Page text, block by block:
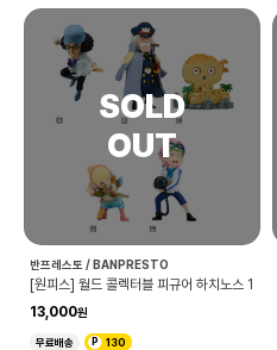
반프레스토 / BANPRESTO
[원피스] 월드 콜렉터블 피규어 하치노스 1
13,000
무료배송 130